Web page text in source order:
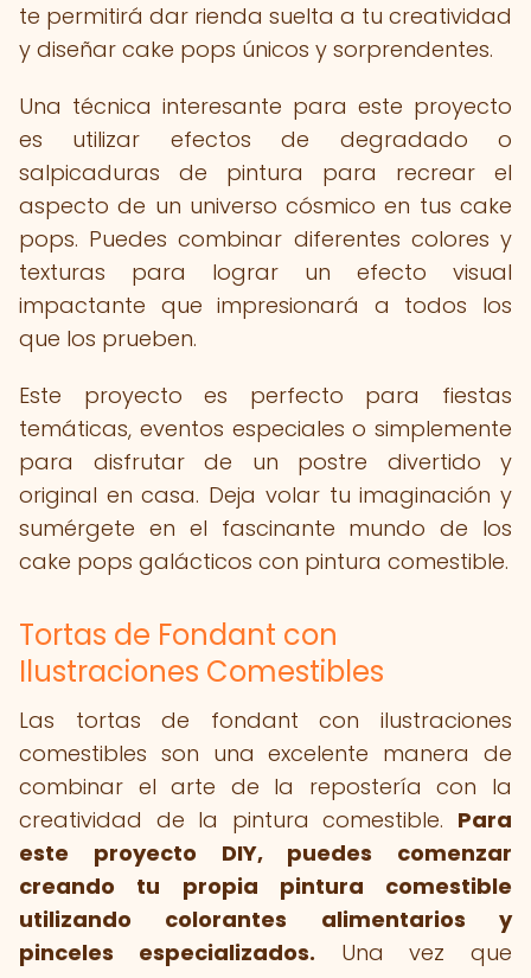
te permitirá dar rienda suelta a tu creatividad
y diseñar cake pops únicos y sorprendentes.
Una técnica interesante para este proyecto
es utilizar efectos de degradado o
salpicaduras de pintura para recrear el
aspecto de un universo cósmico en tus cake
pops. Puedes combinar diferentes colores y
texturas para lograr un efecto visual
impactante que impresionará a todos los
que los prueben.
Este proyecto es perfecto para fiestas
temáticas, eventos especiales o simplemente
para disfrutar de un postre divertido y
original en casa. Deja volar tu imaginación y
sumérgete en el fascinante mundo de los
cake pops galácticos con pintura comestible.
Tortas de Fondant con
Ilustraciones Comestibles
Las tortas de fondant con ilustraciones
comestibles son una excelente manera de
combinar el arte de la repostería con la
creatividad de la pintura comestible. Para
este proyecto DIY, puedes comenzar
creando tu propia pintura comestible
utilizando colorantes alimentarios y
pinceles especializados. Una vez que